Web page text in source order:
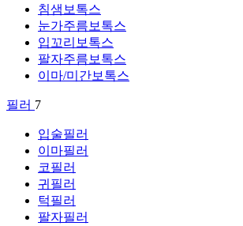
침샘보톡스
눈가주름보톡스
입꼬리보톡스
팔자주름보톡스
이마/미간보톡스
필러 7
입술필러
이마필러
코필러
귀필러
턱필러
팔자필러